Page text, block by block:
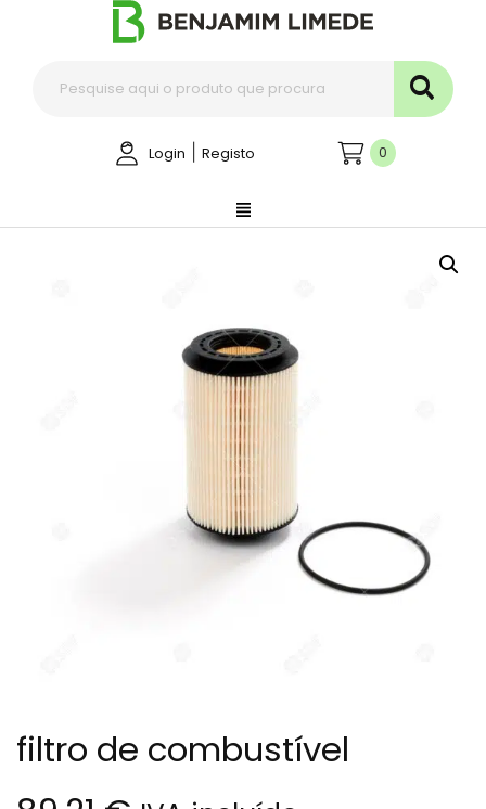
Login Registo 0
filtro de combustível